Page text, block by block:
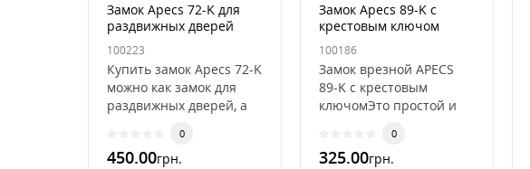
Замок Apecs 72-K для
раздвижных дверей
100223
Купить замок Apecs 72-K
можно как замок для
раздвижных дверей, а
дополнительный замок
на металопластиковые
0
450.00грн.
Замок Apecs 89-K с
крестовым ключом
100186
Замок врезной APECS
89-K с крестовым
ключомЭто простой и
небольшим ключем
крествого типа. Для
0
325.00грн.